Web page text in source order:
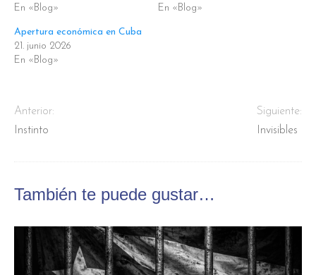
En «Blog» En «Blog»
Apertura económica en Cuba
21. junio 2026
En «Blog»
Anterior:
Instinto
Siguiente:
Invisibles
También te puede gustar…